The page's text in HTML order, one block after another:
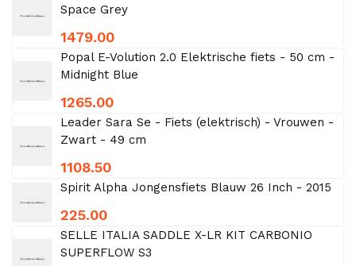
Space Grey
1479.00
Popal E-Volution 2.0 Elektrische fiets - 50 cm -
Midnight Blue
1265.00
Leader Sara Se - Fiets (elektrisch) - Vrouwen -
Zwart - 49 cm
1108.50
Spirit Alpha Jongensfiets Blauw 26 Inch - 2015
225.00
SELLE ITALIA SADDLE X-LR KIT CARBONIO
SUPERFLOW S3